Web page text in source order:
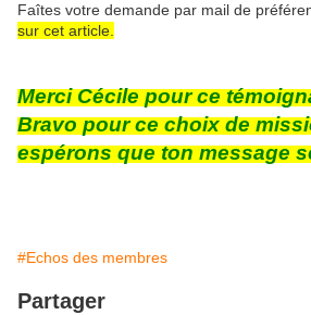
Faîtes votre demande par mail de
sur cet article.
Merci Cécile pour ce
Bravo pour ce choix de
espérons que ton message
#Echos des membres
Partager